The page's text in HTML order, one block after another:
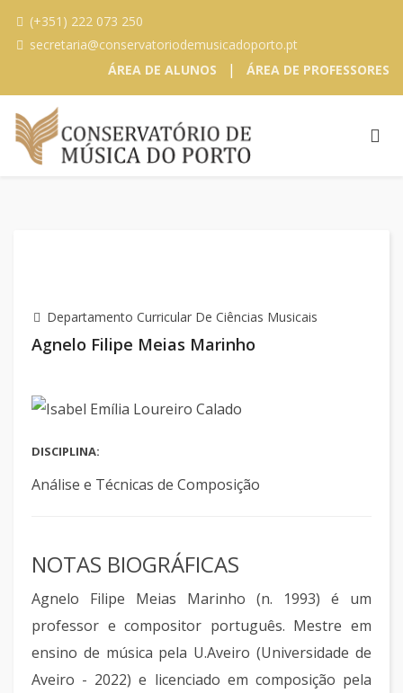
(+351) 222 073 250
secretaria@conservatoriodemusicadoporto.pt
ÁREA DE ALUNOS
| ÁREA DE PROFESSORES
Departamento Curricular De Ciências Musicais
Agnelo Filipe Meias Marinho
DISCIPLINA:
Análise e Técnicas de Composição
NOTAS BIOGRÁFICAS
Agnelo Filipe Meias Marinho (n. 1993) é um
professor e compositor português. Mestre em
ensino de música pela U.Aveiro (Universidade de
Aveiro - 2022) e licenciado em composição pela